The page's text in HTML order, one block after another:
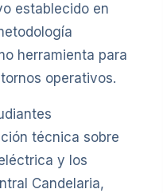
establecido en
herramienta para
operativos.
técnica sobre
y los
Candelaria,